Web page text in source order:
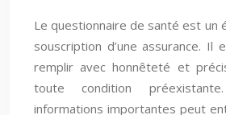
Le questionnaire de santé est un
souscription d’une assurance. Il
remplir avec honnêteté et
toute condition
informations importantes peut